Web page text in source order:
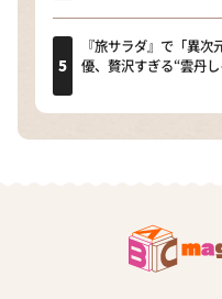
『旅サラダ』で「異
優、贅沢すぎる“雲丹